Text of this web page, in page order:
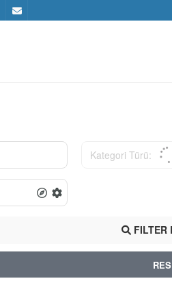
Kategori Türü:
FILTER